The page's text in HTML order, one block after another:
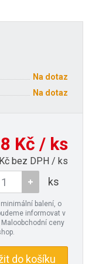
Na dotaz
Na dotaz
Kč / ks
bez DPH / ks
ks
balení, o
informovat v
ceny
do košíku